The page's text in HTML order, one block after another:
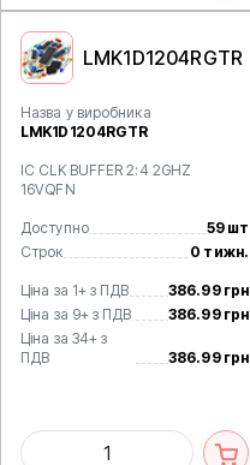
LMK1D1204RGTR
Назва у виробника
LMK1D1204RGTR
IC CLK BUFFER 2:4 2GHZ
16VQFN
Доступно
59 шт
Строк
0 тижн.
Ціна за 1+ з ПДВ
386.99 грн
Ціна за 9+ з ПДВ
386.99 грн
Ціна за 34+ з
ПДВ
386.99 грн